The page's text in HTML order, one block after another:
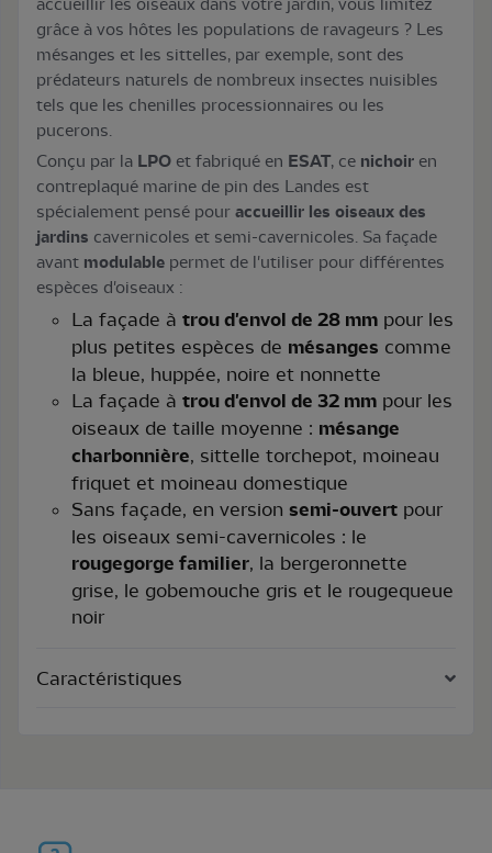
accueillir les oiseaux dans votre jardin, vous limitez
grâce à vos hôtes les populations de ravageurs ? Les
mésanges et les sittelles, par exemple, sont des
prédateurs naturels de nombreux insectes nuisibles
tels que les chenilles processionnaires ou les
pucerons.
Conçu par la LPO et fabriqué en ESAT, ce nichoir en
contreplaqué marine de pin des Landes est
spécialement pensé pour accueillir les oiseaux des
jardins cavernicoles et semi-cavernicoles. Sa façade
avant modulable permet de l'utiliser pour différentes
espèces d'oiseaux :
La façade à trou d'envol de 28 mm pour les
plus petites espèces de mésanges comme
la bleue, huppée, noire et nonnette
La façade à trou d'envol de 32 mm pour les
oiseaux de taille moyenne : mésange
charbonnière, sittelle torchepot, moineau
friquet et moineau domestique
Sans façade, en version semi-ouvert pour
les oiseaux semi-cavernicoles : le
rougegorge familier, la bergeronnette
grise, le gobemouche gris et le rougequeue
noir
Caractéristiques